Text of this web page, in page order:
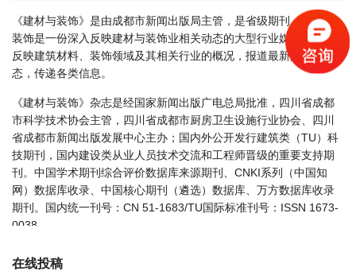
建材与装饰的影响因子是多少？
建材与装饰怎么样？
建材与装饰版面费如何收取？
建材与装饰审稿要多久？
建材与装饰是国家级期刊吗？
《建材与装饰》是由成都市新闻出版局主管，是省级期刊。建材与
装饰是一份深入反映建材与装饰业相关动态的大型行业媒体，全面
反映建筑材料、装饰领域及其相关行业的概况，报道最新技术动
态，传递各类信息。
《建材与装饰》杂志是经国家新闻出版广电总局批准，四川省成都
市科学技术协会主管，四川省成都市厨房卫生设施行业协会、四川
省成都市新闻出版发展中心主办；国内外公开发行建筑类（TU）科
技期刊，国内建设类从业人员技术交流和工程师晋级的重要支持期
刊。中国学术期刊综合评价数据库来源期刊、CNKI系列（中国知
网）数据库收录、中国核心期刊（遴选）数据库、万方数据库收录
期刊。国内统一刊号：CN 51-1683/TU国际标准刊号：ISSN 1673-
0038。
《建材与装饰》现开设：规划与设计、施工技术、工艺与设备、质
检·研究、地质·勘察·测绘、电力建设、交通建设、水利建设、园林
在线投稿